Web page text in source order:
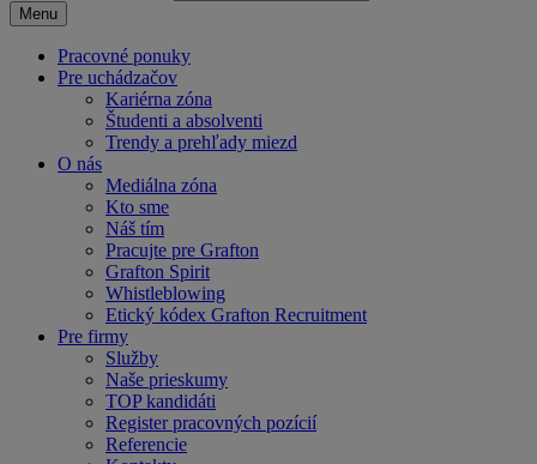
Menu
Pracovné ponuky
Pre uchádzačov
Kariérna zóna
Študenti a absolventi
Trendy a prehľady miezd
O nás
Mediálna zóna
Kto sme
Náš tím
Pracujte pre Grafton
Grafton Spirit
Whistleblowing
Etický kódex Grafton Recruitment
Pre firmy
Služby
Naše prieskumy
TOP kandidáti
Register pracovných pozícií
Referencie